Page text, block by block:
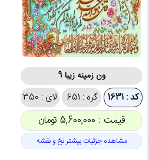
ون زمینه زیبا 9
کد : 1631 گره : 651 لای : 350
قیمت : 5,600,000 تومان
مشاهده جزئیات بیشتر نخ و نقشه